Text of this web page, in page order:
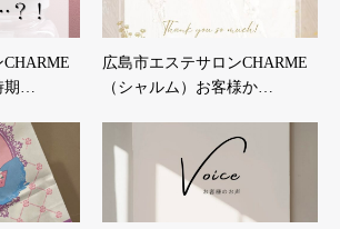
期…
広島市エステサロンCHARME
（シャルム）お客様か…